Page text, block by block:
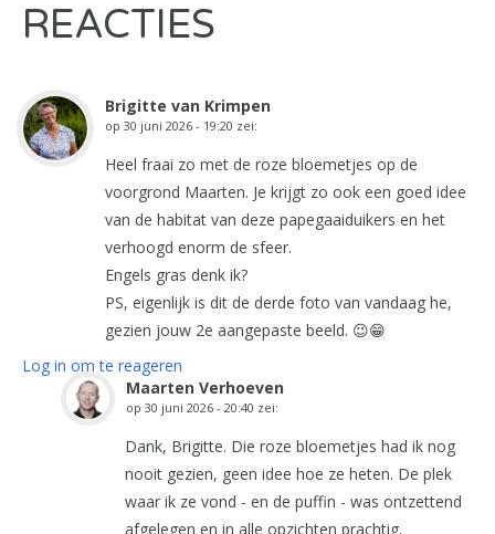
REACTIES
Brigitte van Krimpen
op 30 juni 2026 - 19:20 zei:
Heel fraai zo met de roze bloemetjes op de
voorgrond Maarten. Je krijgt zo ook een goed idee
van de habitat van deze papegaaiduikers en het
verhoogd enorm de sfeer.
Engels gras denk ik?
PS, eigenlijk is dit de derde foto van vandaag he,
gezien jouw 2e aangepaste beeld. 😉😁
Log in om te reageren
Maarten Verhoeven
op 30 juni 2026 - 20:40 zei:
Dank, Brigitte. Die roze bloemetjes had ik nog
nooit gezien, geen idee hoe ze heten. De plek
waar ik ze vond - en de puffin - was ontzettend
afgelegen en in alle opzichten prachtig.